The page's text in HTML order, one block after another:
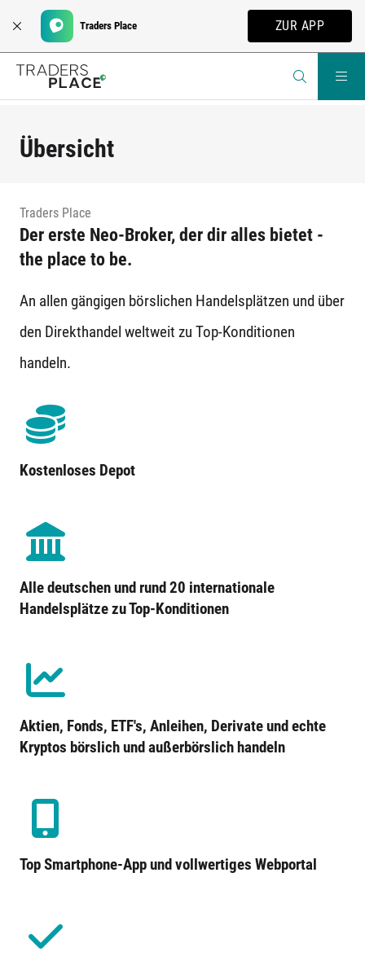
Traders Place ZUR APP
Übersicht
Traders Place
Der erste Neo-Broker, der dir alles bietet -
the place to be.
An allen gängigen börslichen Handelsplätzen und über
den Direkthandel weltweit zu Top-Konditionen
handeln.
Kostenloses Depot
Alle deutschen und rund 20 internationale
Handelsplätze zu Top-Konditionen
Aktien, Fonds, ETF's, Anleihen, Derivate und echte
Kryptos börslich und außerbörslich handeln
Top Smartphone-App und vollwertiges Webportal